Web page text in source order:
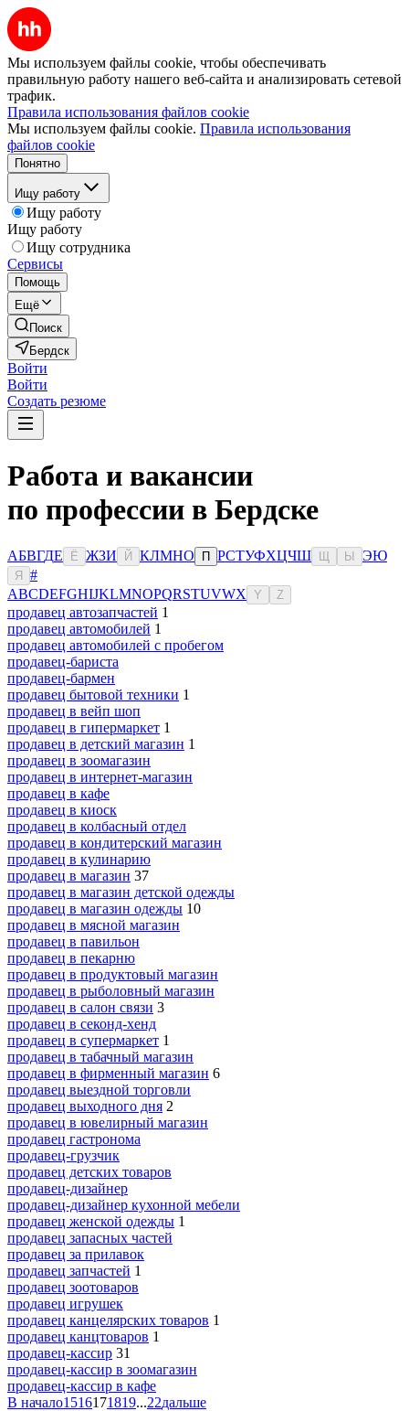
Мы используем файлы cookie, чтобы обеспечивать
правильную работу нашего веб-сайта и анализировать сетевой
трафик.
Правила использования файлов cookie
Мы используем файлы cookie. Правила использования
файлов cookie
Понятно
Ищу работу
Ищу работу
Ищу работу
Ищу сотрудника
Сервисы
Помощь
Ещё
Поиск
Бердск
Войти
Войти
Создать резюме
Работа и вакансии
по профессии в Бердске
АБВГДЕ Ё ЖЗИ Й КЛМНО П РСТУФХЦЧШ Ы ЭЮ
Я
#
ABCDEFGHIJKLMNOPQRSTUVWX Y Z
продавец автозапчастей 1
продавец автомобилей 1
продавец автомобилей с пробегом
продавец-бариста
продавец-бармен
продавец бытовой техники 1
продавец в вейп шоп
продавец в гипермаркет 1
продавец в детский магазин 1
продавец в зоомагазин
продавец в интернет-магазин
продавец в кафе
продавец в киоск
продавец в колбасный отдел
продавец в кондитерский магазин
продавец в кулинарию
продавец в магазин 37
продавец в магазин детской одежды
продавец в магазин одежды 10
продавец в мясной магазин
продавец в павильон
продавец в пекарню
продавец в продуктовый магазин
продавец в рыболовный магазин
продавец в салон связи 3
продавец в секонд-хенд
продавец в супермаркет 1
продавец в табачный магазин
продавец в фирменный магазин 6
продавец выездной торговли
продавец выходного дня 2
продавец в ювелирный магазин
продавец гастронома
продавец-грузчик
продавец детских товаров
продавец-дизайнер
продавец-дизайнер кухонной мебели
продавец женской одежды 1
продавец запасных частей
продавец за прилавок
продавец запчастей 1
продавец зоотоваров
продавец игрушек
продавец канцелярских товаров 1
продавец канцтоваров 1
продавец-кассир 31
продавец-кассир в зоомагазин
продавец-кассир в кафе
В начало1516171819...22дальше